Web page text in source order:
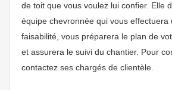
de toit que vous voulez lui confier. Elle
équipe chevronnée qui vous effectuera
faisabilité, vous préparera le plan de
et assurera le suivi du chantier. Pour
contactez ses chargés de clientèle.